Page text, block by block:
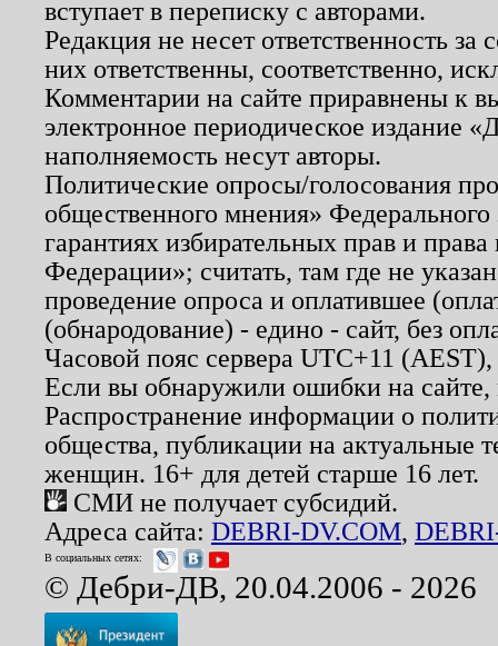
вступает в переписку с авторами.
Редакция не несет ответственность
них ответственны, соответственно,
Комментарии на сайте приравнены к
электронное периодическое издание
наполняемость несут авторы.
Политические опросы/голосования
общественного мнения»
гарантиях избирательных прав и
Федерации»; считать, там где не
проведение опроса и оплатившее
(обнародование) - едино - сайт, без
Часовой пояс сервера UTC+11
Если вы обнаружили ошибки на
Распространение информации о
общества, публикации на актуальные
женщин. 16+ для детей старше 16 лет.
СМИ не получает субсидий.
Адреса сайта: DEBRI-DV.COM,
В социальных сетях:
© Дебри-ДВ, 20.04.2006 - 2026